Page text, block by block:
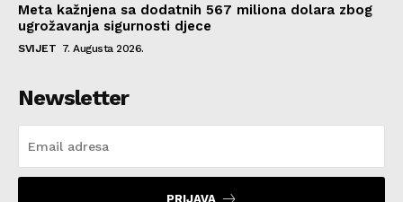
Meta kažnjena sa dodatnih 567 miliona dolara zbog
ugrožavanja sigurnosti djece
SVIJET 7. Augusta 2026.
Newsletter
PRIJAVA